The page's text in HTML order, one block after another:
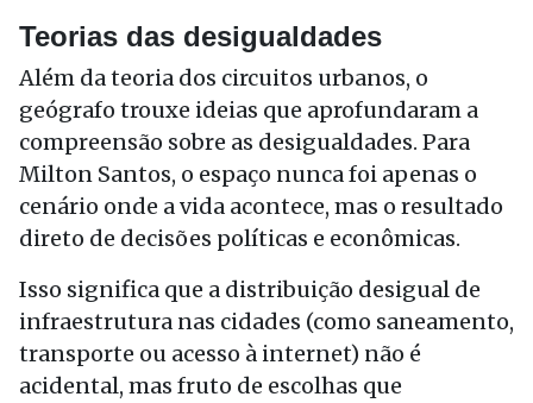
Teorias das desigualdades
Além da teoria dos circuitos urbanos, o
geógrafo trouxe ideias que aprofundaram a
compreensão sobre as desigualdades. Para
Milton Santos, o espaço nunca foi apenas o
cenário onde a vida acontece, mas o resultado
direto de decisões políticas e econômicas.
Isso significa que a distribuição desigual de
infraestrutura nas cidades (como saneamento,
transporte ou acesso à internet) não é
acidental, mas fruto de escolhas que